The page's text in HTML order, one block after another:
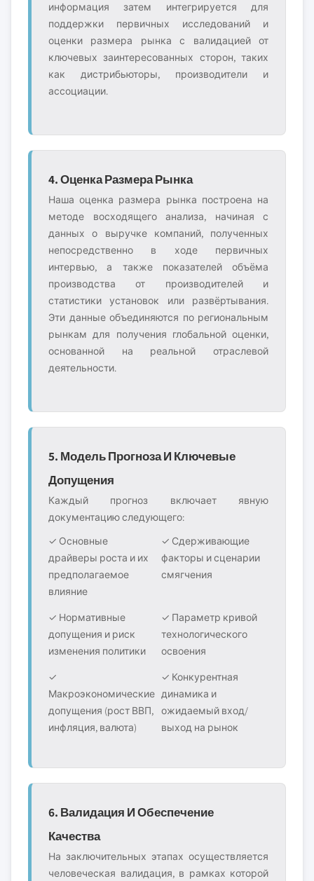
информация затем интегрируется для
поддержки первичных исследований и
оценки размера рынка с валидацией от
ключевых заинтересованных сторон, таких
как дистрибьюторы, производители и
ассоциации.
4. Оценка Размера Рынка
Наша оценка размера рынка построена на
методе восходящего анализа, начиная с
данных о выручке компаний, полученных
непосредственно в ходе первичных
интервью, а также показателей объёма
производства от производителей и
статистики установок или развёртывания.
Эти данные объединяются по региональным
рынкам для получения глобальной оценки,
основанной на реальной отраслевой
деятельности.
5. Модель Прогноза И Ключевые
Допущения
Каждый прогноз включает явную
документацию следующего:
✓ Основные
драйверы роста и их
предполагаемое
влияние
✓ Сдерживающие
факторы и сценарии
смягчения
✓ Нормативные
допущения и риск
изменения политики
✓ Параметр кривой
технологического
освоения
✓
Макроэкономические
допущения (рост ВВП,
инфляция, валюта)
✓ Конкурентная
динамика и
ожидаемый вход/
выход на рынок
6. Валидация И Обеспечение
Качества
На заключительных этапах осуществляется
человеческая валидация, в рамках которой